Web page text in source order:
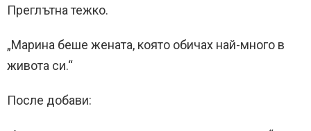
Преглътна тежко.
„Марина беше жената, която обичах най-много в
живота си.“
После добави: